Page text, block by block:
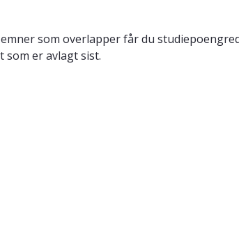
som overlapper får du
som er avlagt sist.